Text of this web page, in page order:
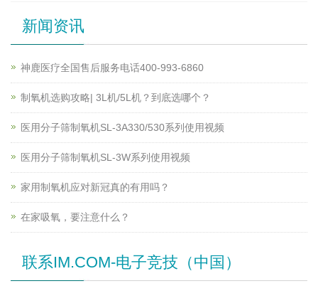
新闻资讯
神鹿医疗全国售后服务电话400-993-6860
制氧机选购攻略| 3L机/5L机？到底选哪个？
医用分子筛制氧机SL-3A330/530系列使用视频
医用分子筛制氧机SL-3W系列使用视频
家用制氧机应对新冠真的有用吗？
在家吸氧，要注意什么？
联系IM.COM-电子竞技（中国）